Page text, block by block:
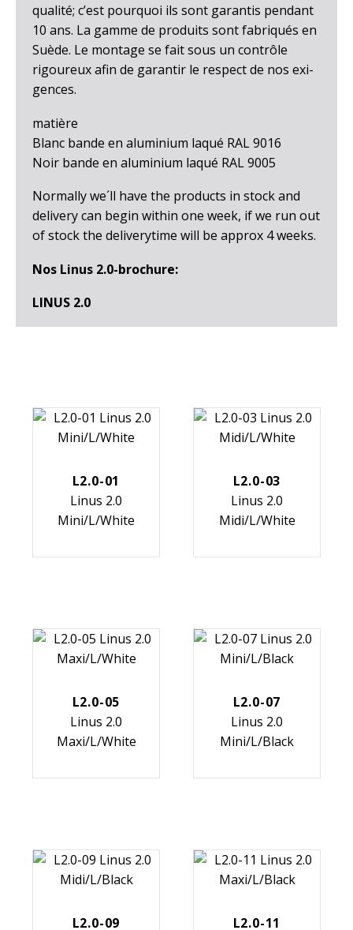
qualité; c’est pourquoi ils sont garantis pendant
10 ans. La gamme de produits sont fabriqués en
Suède. Le montage se fait sous un contrôle
rigoureux afin de garantir le respect de nos exi­
gences.
matière
Blanc bande en aluminium laqué RAL 9016
Noir bande en aluminium laqué RAL 9005
Normally we´ll have the products in stock and
delivery can begin within one week, if we run out
of stock the deliverytime will be approx 4 weeks.
Nos Linus 2.0-brochure:
LINUS 2.0
L2.0-01
Linus 2.0
Mini/L/White
L2.0-03
Linus 2.0
Midi/L/White
L2.0-05
Linus 2.0
Maxi/L/White
L2.0-07
Linus 2.0
Mini/L/Black
L2.0-09 L2.0-11